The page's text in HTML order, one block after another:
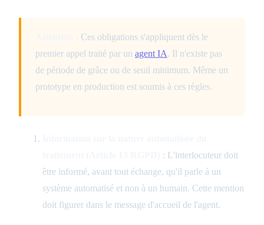
Ces obligations s'appliquent dès le
premier appel traité par un agent IA. Il n'existe pas
de période de grâce ou de seuil minimum. Même un
prototype en production est soumis à ces règles.
: L'interlocuteur doit
être informé, avant tout échange, qu'il parle à un
système automatisé et non à un humain. Cette mention
doit figurer dans le message d'accueil de l'agent.